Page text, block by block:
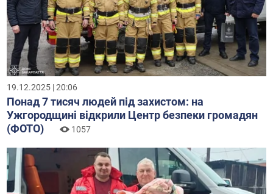
19.12.2025 | 20:06
Понад 7 тисяч людей під захистом: на
Ужгородщині відкрили Центр безпеки громадян
(ФОТО)
1057